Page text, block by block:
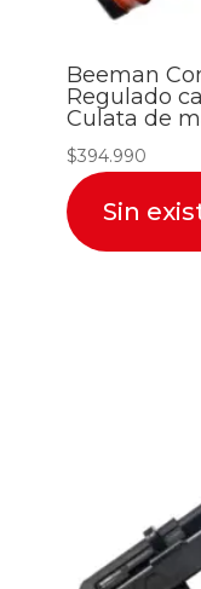
Beeman
Regulado
Culata de
$394.990
Sin